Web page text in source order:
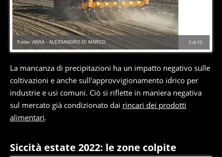
5di 10
Fonte: ANSA - ALESSANDRO DI MARCO
La mancanza di precipitazioni ha un impatto negativo sulle
coltivazioni e anche sull'approvvigionamento idrico per
industrie e usi comuni. Ciò si riflette in maniera negativa
sul mercato già condizionato dai rincari dei prodotti
alimentari.
Siccità estate 2022: le zone colpite